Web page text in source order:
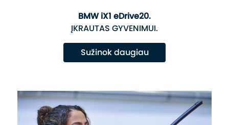
BMW iX1 eDrive20.
ĮKRAUTAS GYVENIMUI.
Sužinok daugiau